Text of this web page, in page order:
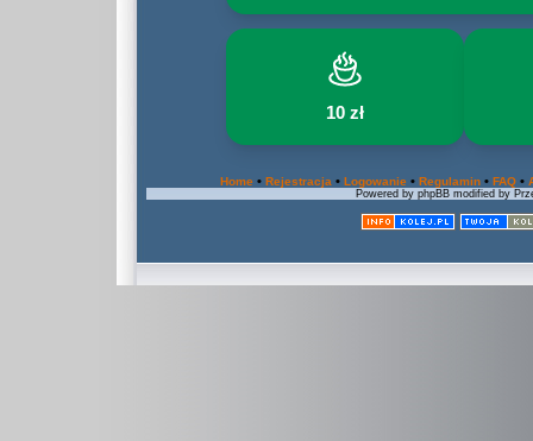
10 zł
Home • Rejestracja • Logowanie • Regulamin • FAQ •
Powered by phpBB modified by